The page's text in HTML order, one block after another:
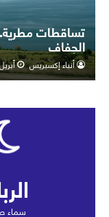
تساقطات
الجفاف
أنباء إكسبريس أبريل 22,
سماء